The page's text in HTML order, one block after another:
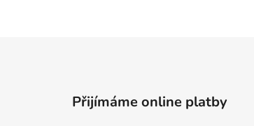
Přijímáme online platby